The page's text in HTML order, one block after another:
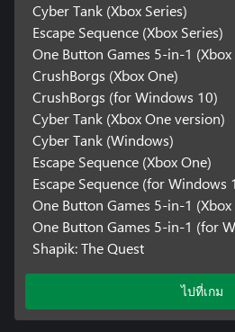
Cyber Tank (Xbox Series)
Escape Sequence (Xbox Series)
One Button Games 5-in-1 (Xbox
CrushBorgs (Xbox One)
CrushBorgs (for Windows 10)
Cyber Tank (Xbox One version)
Cyber Tank (Windows)
Escape Sequence (Xbox One)
Escape Sequence (for Windows
One Button Games 5-in-1 (Xbox
One Button Games 5-in-1 (for
Shapik: The Quest
ไปที่เกม